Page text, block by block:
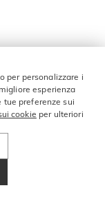
per personalizzare i
esperienza
tue preferenze sui
cookie per ulteriori